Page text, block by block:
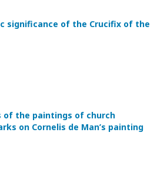
significance of the Crucifix of the
the paintings of church
on Cornelis de Man’s painting